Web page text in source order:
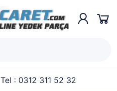
Tel : 0312 311 52 32